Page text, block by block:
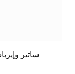
ساتير